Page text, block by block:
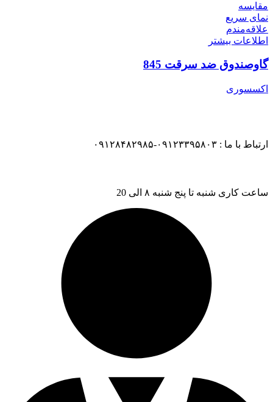
مقایسه
نمای سریع
علاقه‌مندم
اطلاعات بیشتر
گاوصندوق ضد سرقت 845
اکسسوری
ارتباط با ما : ۰۹۱۲۳۳۹۵۸۰۳-۰۹۱۲۸۴۸۲۹۸۵
ساعت کاری شنبه تا پنج شنبه ۸ الی 20